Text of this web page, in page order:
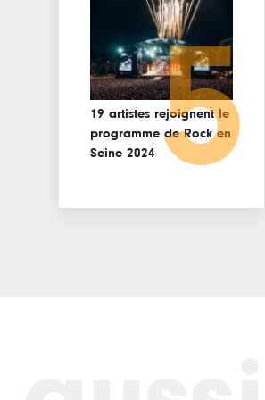
19 artistes rejoignent le
programme de Rock en
Seine 2024 5